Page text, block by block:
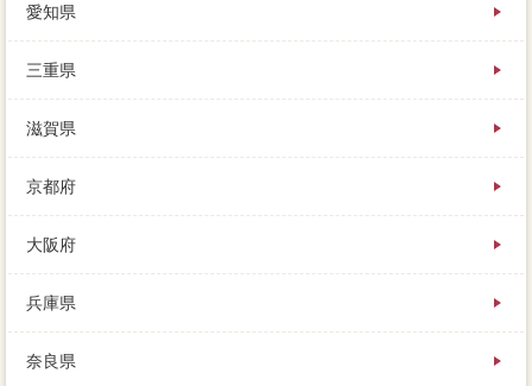
愛知県
三重県
滋賀県
京都府
大阪府
兵庫県
奈良県